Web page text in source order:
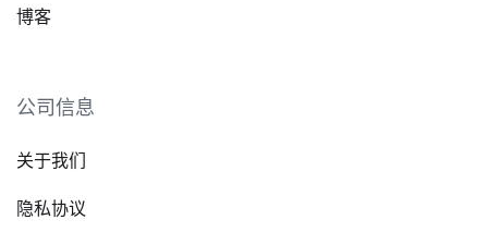
博客
公司信息
关于我们
隐私协议